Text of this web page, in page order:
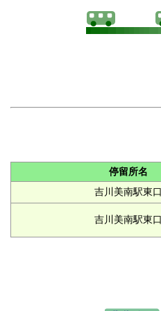
停留所名
吉川美南駅東口
吉川美南駅東口